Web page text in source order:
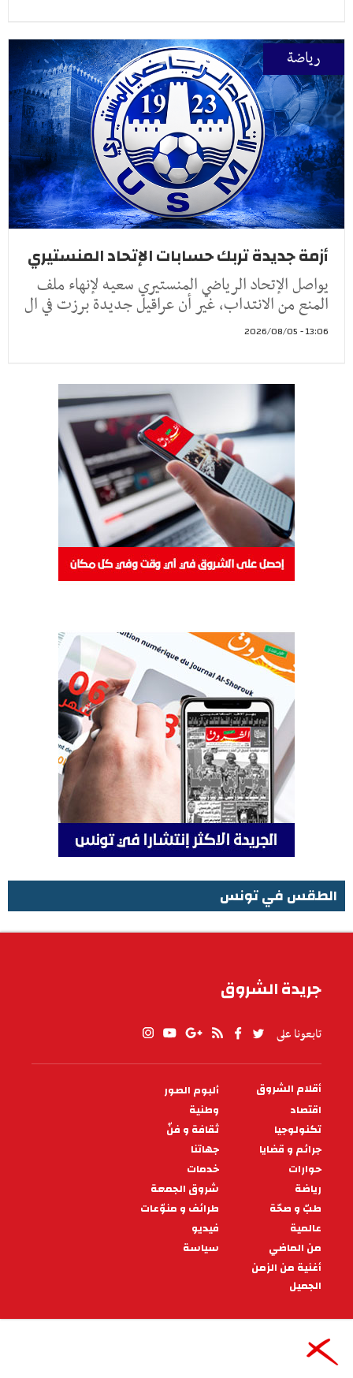
رياضة
أزمة جديدة تربك حسابات الإتحاد المنستيري
يواصل الإتحاد الرياضي المنستيري سعيه لإنهاء ملف
المنع من الانتداب، غير أن عراقيل جديدة برزت في ال
13:06 - 2026/08/05
الطقس في تونس
جريدة الشروق
تابعونا على
PIED
DE
PAGE
أقلام الشروق
ألبوم الصور
اقتصاد
وطنية
تكنولوجيا
ثقافة و فنّ
جرائم و قضايا
جهاتنا
حوارات
خدمات
رياضة
شروق الجمعة
طبّ و صحّة
طرائف و منوّعات
عالمية
فيديو
من الماضي
سياسة
أغنية من الزمن
الجميل